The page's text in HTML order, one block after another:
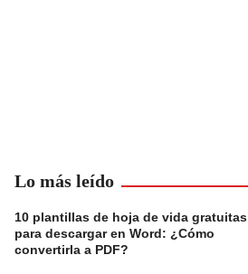
Lo más leído
10 plantillas de hoja de vida gratuitas
para descargar en Word: ¿Cómo
convertirla a PDF?